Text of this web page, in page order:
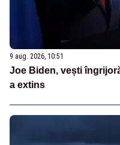
9 aug. 2026, 10:51
Joe Biden, vești
a extins